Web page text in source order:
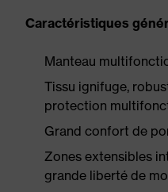
Caractéristiques
Manteau
Tissu ignifuge,
protection
Grand confort de
Zones extensibles
grande liberté de